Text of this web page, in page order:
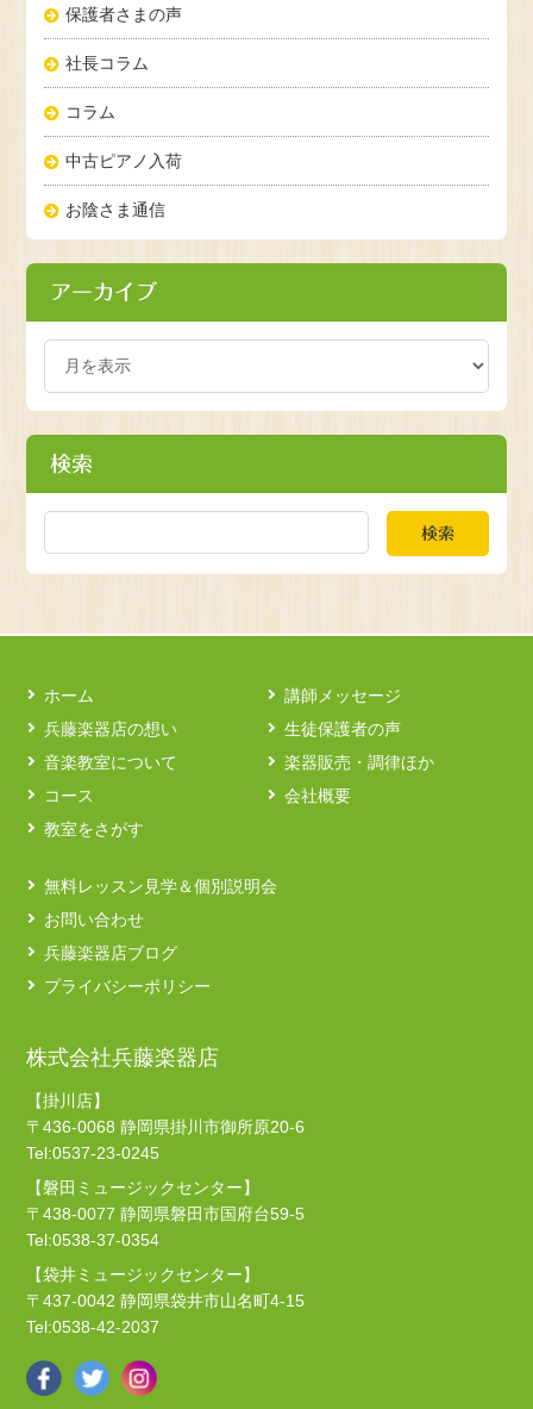
保護者さまの声
社長コラム
コラム
中古ピアノ入荷
お陰さま通信
アーカイブ
検索
検索
株式会社兵藤楽器店
【掛川店】
〒436-0068 静岡県掛川市御所原20-6
Tel:0537-23-0245
【磐田ミュージックセンター】
〒438-0077 静岡県磐田市国府台59-5
Tel:0538-37-0354
【袋井ミュージックセンター】
〒437-0042 静岡県袋井市山名町4-15
Tel:0538-42-2037
ホーム
兵藤楽器店の想い
音楽教室について
コース
教室をさがす
講師メッセージ
生徒保護者の声
楽器販売・調律ほか
会社概要
無料レッスン見学＆個別説明会
お問い合わせ
兵藤楽器店ブログ
プライバシーポリシー